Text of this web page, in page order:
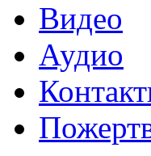
Видео
Аудио